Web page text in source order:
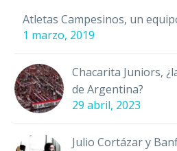
Atletas Campesinos, un
1 marzo, 2019
Chacarita Juniors,
de Argentina?
29 abril, 2023
Julio Cortázar y